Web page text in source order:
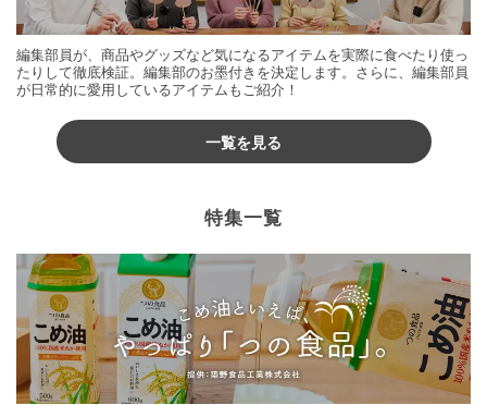
編集部員が、商品やグッズなど気になるアイテムを実際に食べたり使っ
たりして徹底検証。編集部のお墨付きを決定します。さらに、編集部員
が日常的に愛用しているアイテムもご紹介！
一覧を見る
特集一覧